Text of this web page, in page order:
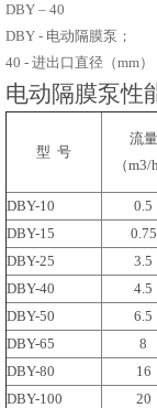
DBY – 40
DBY - 电动隔膜泵；
40 - 进出口直径（mm）
电动隔膜泵性
型 号
流量
（m3/
DBY-10
0.5
DBY-15
0.75
DBY-25
3.5
DBY-40
4.5
DBY-50
6.5
DBY-65
8
DBY-80
16
DBY-100
20